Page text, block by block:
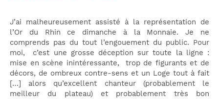
J’ai malheureusement assisté à la représentation de
l’Or du Rhin ce dimanche à la Monnaie. Je ne
comprends pas du tout l’engouement du public. Pour
moi, c’est une grosse déception sur toute la ligne :
mise en scène inintéressante, trop de figurants et de
décors, de ombreux contre-sens et un Loge tout à fait
[…] alors qu’excellent chanteur (probablement le
meilleur du plateau) et probablement très bon